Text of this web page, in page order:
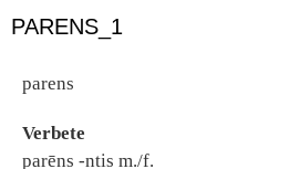
PARENS_1
parens
Verbete
parēns -ntis m./f.